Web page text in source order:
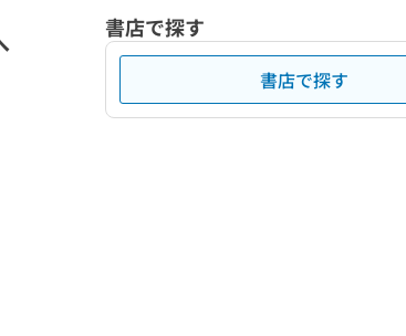
書店で探す
書店で探す